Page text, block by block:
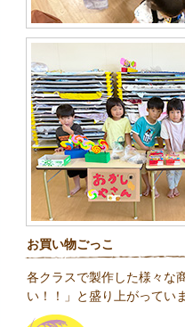
お買い物ごっこ
各クラスで製作した様々な
い！！」と盛り上がってい